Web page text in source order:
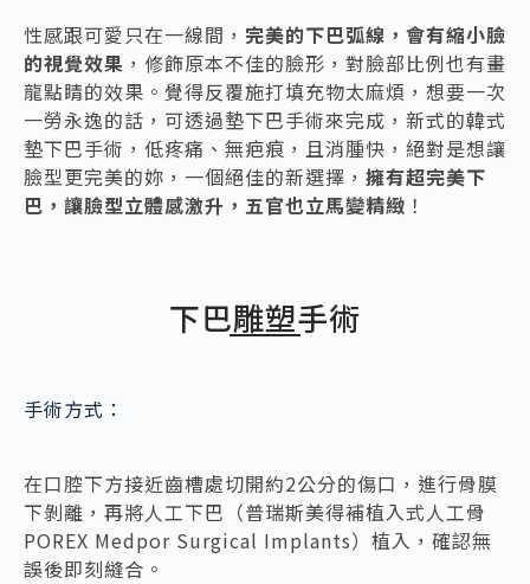
性感跟可愛只在一線間， 完美的下巴弧線，會有縮小臉
的視覺效果 ，修飾原本不佳的臉形，對臉部比例也有畫
龍點睛的效果。覺得反覆施打填充物太麻煩，想要一次
一勞永逸的話，可透過墊下巴手術來完成，新式的韓式
墊下巴手術，低疼痛、無疤痕，且消腫快，絕對是想讓
臉型更完美的妳，一個絕佳的新選擇， 擁有超完美下
巴，讓臉型立體感激升，五官也立馬變精緻 ！
下巴雕塑手術
手術方式：
在口腔下方接近齒槽處切開約2公分的傷口，進行骨膜
下剝離，再將人工下巴（普瑞斯美得補植入式人工骨
POREX Medpor Surgical Implants）植入，確認無
誤後即刻縫合。